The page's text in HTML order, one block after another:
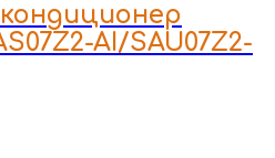
AI/SAU07Z2-